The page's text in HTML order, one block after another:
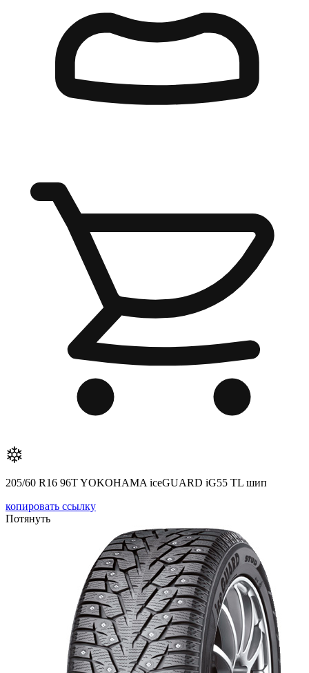
205/60 R16 96T YOKOHAMA iceGUARD iG55 TL шип
копировать ссылку
Потянуть